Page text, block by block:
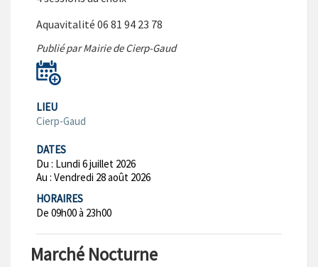
Aquavitalité 06 81 94 23 78
Publié par Mairie de Cierp-Gaud
LIEU
Cierp-Gaud
DATES
Du : Lundi 6 juillet 2026
Au : Vendredi 28 août 2026
HORAIRES
De 09h00 à 23h00
Marché Nocturne